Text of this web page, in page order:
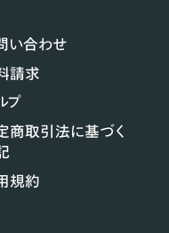
い合わせ
請求
プ
商取引法に基づく
規約